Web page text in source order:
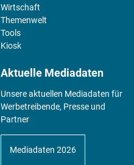
Wirtschaft
Themenwelt
Tools
Kiosk
Aktuelle Mediadaten
Unsere aktuellen Mediadaten für
Werbetreibende, Presse und
Partner
Mediadaten 2026